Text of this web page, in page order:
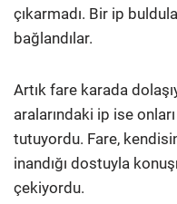
çıkarmadı. Bir ip
bağlandılar.
Artık fare karada
aralarındaki ip ise
tutuyordu. Fare,
inandığı dostuyla
çekiyordu.